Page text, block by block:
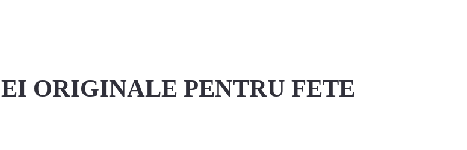
ORIGINALE PENTRU FETE